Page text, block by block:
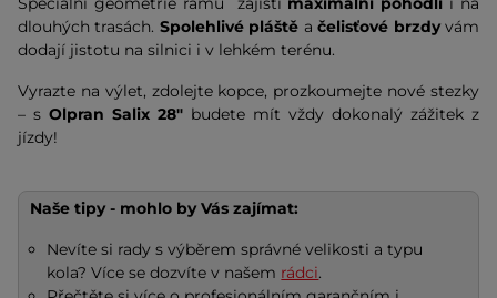
dlouhých trasách. Spolehlivé pláště ačelisťové brzdyvám
dodají jistotu na silnici i v lehkém terénu.
Vyrazte na výlet, zdolejte kopce, prozkoumejte nové stezky
– s Olpran Salix 28" budete mít vždy dokonalý zážitek z
jízdy!
Naše tipy - mohlo by Vás zajímat:
Nevíte si rady s výběrem správné velikosti a typu
kola? Více se dozvíte v našem rádci.